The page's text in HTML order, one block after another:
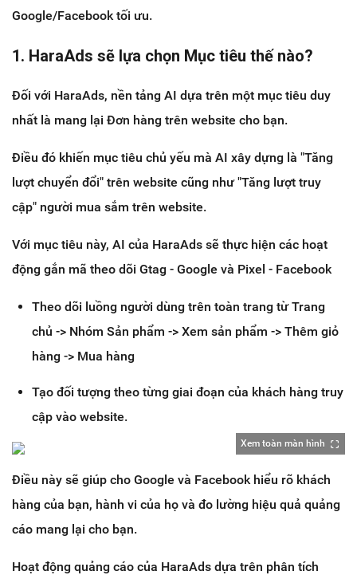
Google/Facebook tối ưu.
1. HaraAds sẽ lựa chọn Mục tiêu thế nào?
Đối với HaraAds, nền tảng AI dựa trên một mục tiêu duy
nhất là mang lại Đơn hàng trên website cho bạn.
Điều đó khiến mục tiêu chủ yếu mà AI xây dựng là "Tăng
lượt chuyển đổi" trên website cũng như "Tăng lượt truy
cập" người mua sắm trên website.
Với mục tiêu này, AI của HaraAds sẽ thực hiện các hoạt
động gắn mã theo dõi Gtag - Google và Pixel - Facebook
Theo dõi luồng người dùng trên toàn trang từ Trang
chủ -> Nhóm Sản phẩm -> Xem sản phẩm -> Thêm giỏ
hàng -> Mua hàng
Tạo đối tượng theo từng giai đoạn của khách hàng truy
cập vào website.
Xem toàn màn hình
Điều này sẽ giúp cho Google và Facebook hiểu rõ khách
hàng của bạn, hành vi của họ và đo lường hiệu quả quảng
cáo mang lại cho bạn.
Hoạt động quảng cáo của HaraAds dựa trên phân tích